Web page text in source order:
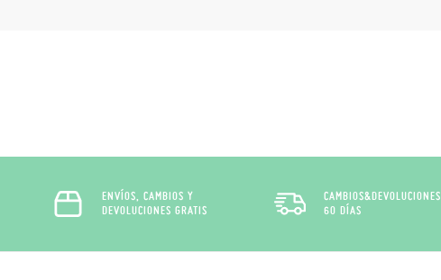
ENVÍOS, CAMBIOS Y
DEVOLUCIONES GRATIS
CAMBIOS&DEVOLUCIONES
60 DÍAS